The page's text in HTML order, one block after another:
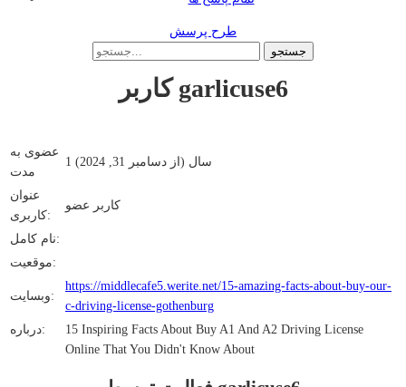
طرح پرسش
کاربر garlicuse6
عضوی به
مدت
1 سال (از دسامبر 31, 2024)
عنوان
کاربری:
کاربر عضو
نام کامل:
موقعیت:
وبسایت:
https://middlecafe5.werite.net/15-amazing-facts-about-buy-our-
c-driving-license-gothenburg
درباره:
15 Inspiring Facts About Buy A1 And A2 Driving License
Online That You Didn't Know About